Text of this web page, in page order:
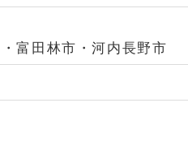
富田林市・河内長野市